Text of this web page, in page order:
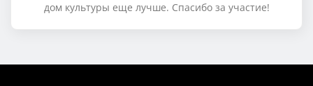
дом культуры еще лучше. Спасибо за участие!